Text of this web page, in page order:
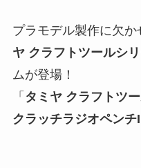
プラモデル製作に欠
ヤ クラフトツールシ
ムが登場！
「 タミヤ クラフトツ
クラッチラジオペンチ